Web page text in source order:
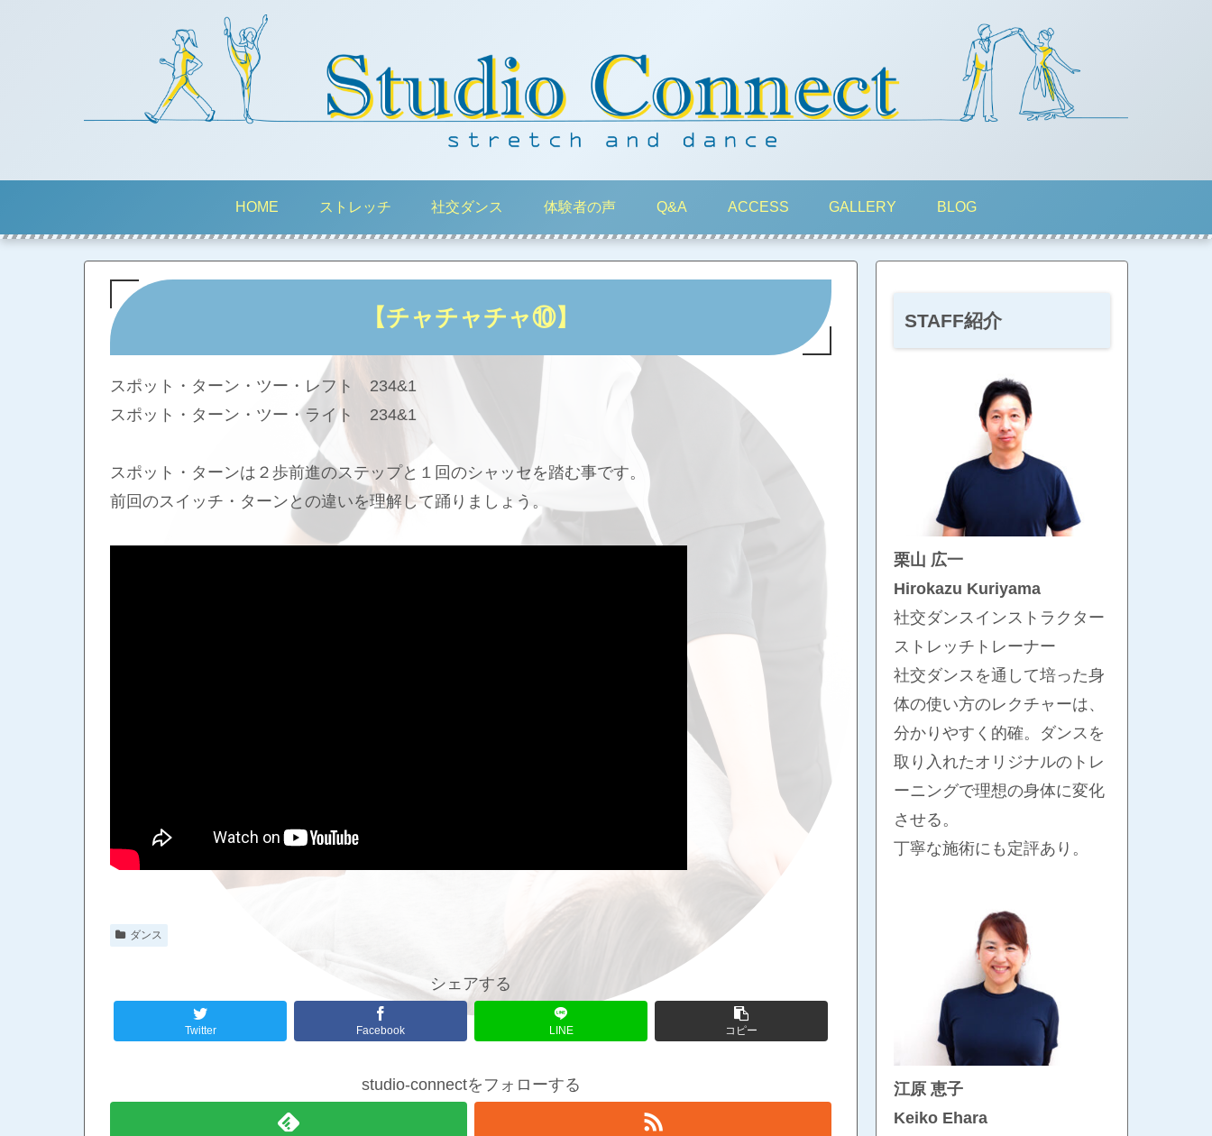
HOME ストレッチ 社交ダンス 体験者の声 Q&A ACCESS GALLERY BLOG
【チャチャチャ⑩】
スポット・ターン・ツー・レフト 234&1
スポット・ターン・ツー・ライト 234&1
スポット・ターンは２歩前進のステップと１回のシャッセを踏む事です。
前回のスイッチ・ターンとの違いを理解して踊りましょう。
ダンス
シェアする
Twitter Facebook LINE コピー
studio-connectをフォローする
STAFF紹介
栗山 広一
Hirokazu Kuriyama
社交ダンスインストラクター
ストレッチトレーナー
社交ダンスを通して培った身
体の使い方のレクチャーは、
分かりやすく的確。ダンスを
取り入れたオリジナルのトレ
ーニングで理想の身体に変化
させる。
丁寧な施術にも定評あり。
江原 恵子
Keiko Ehara